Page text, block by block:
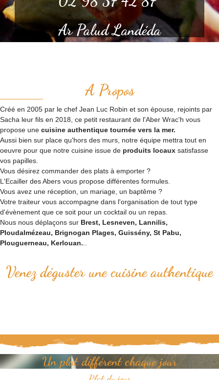
Ar Palud Landéda
A Propos
Créé en 2005 par le chef Jean Luc Robin et son épouse, rejoints par
Sacha leur fils en 2018, ce petit restaurant de l'Aber Wrac'h vous
propose une cuisine authentique tournée vers la mer.
Aussi bien sur place qu'hors des murs, notre équipe mettra tout en
oeuvre pour que notre cuisine issue de produits locaux satisfasse
vos papilles.
Vous désirez commander des plats à emporter ?
L'Ecailler des Abers vous propose différentes formules.
Vous avez une réception, un mariage, un baptême ?
Votre traiteur vous accompagne dans l'organisation de tout type
d'évènement que ce soit pour un cocktail ou un repas.
Nous nous déplaçons sur Brest, Lesneven, Lannilis,
Ploudalmézeau, Brignogan Plages, Guissény, St Pabu,
Plouguerneau, Kerlouan.
Venez déguster une cuisine authentique
Un plat différent chaque jour